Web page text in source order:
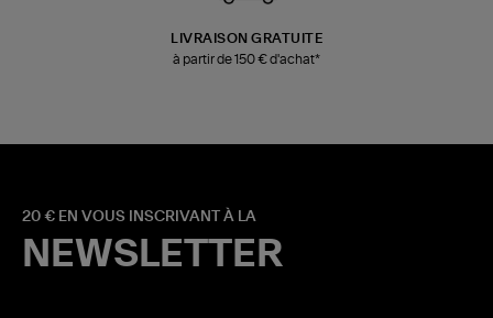
LIVRAISON GRATUITE
à partir de 150 € d'achat*
20 € EN VOUS INSCRIVANT À LA
NEWSLETTER